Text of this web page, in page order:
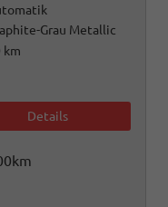
Grau Metallic
km
Details